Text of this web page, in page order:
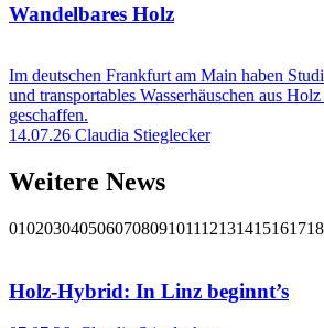
Wandelbares Holz
Im deutschen Frankfurt am Main haben
und transportables Wasserhäuschen aus
geschaffen.
14.07.26 Claudia Stieglecker
Weitere News
010203040506070809101112131415161718
Holz-Hybrid: In Linz beginnt’s